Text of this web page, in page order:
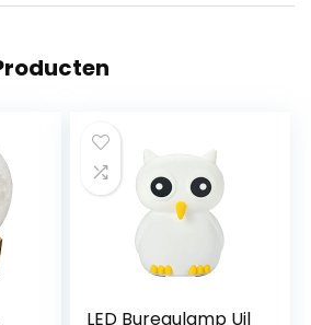
LED Bureaulamp Uil